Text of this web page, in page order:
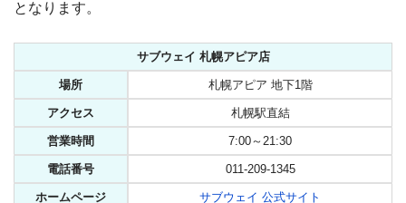
となります。
サブウェイ 札幌アピア店
場所 札幌アピア 地下1階
アクセス 札幌駅直結
営業時間 7:00～21:30
電話番号 011-209-1345
ホームページ サブウェイ 公式サイト